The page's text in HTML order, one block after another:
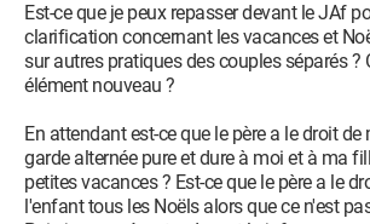
Est-ce que je peux repasser devant le JAf
clarification concernant les vacances et
sur autres pratiques des couples séparés ?
élément nouveau ?
En attendant est-ce que le père a le droit de
garde alternée pure et dure à moi et à ma
petites vacances ? Est-ce que le père a le
l'enfant tous les Noëls alors que ce n'est